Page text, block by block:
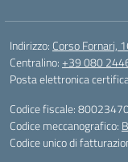
Indirizzo: Corso Fornari,
Centralino:+39 080
Posta elettronica
Codice fiscale:
Codice meccanografico:
Codice unico di